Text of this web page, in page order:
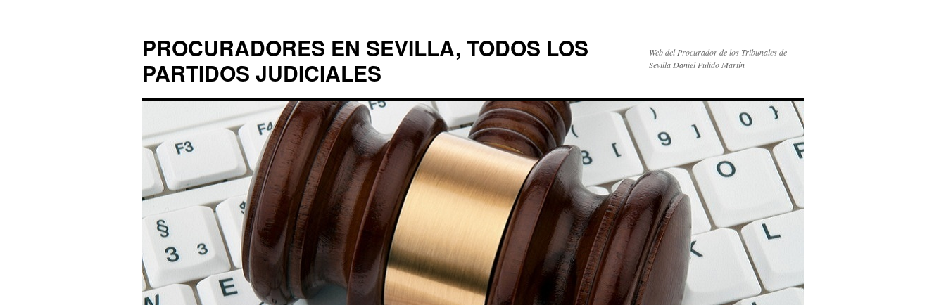
PROCURADORES EN SEVILLA, TODOS LOS
PARTIDOS JUDICIALES
Web del Procurador de los Tribunales de
Sevilla Daniel Pulido Martín